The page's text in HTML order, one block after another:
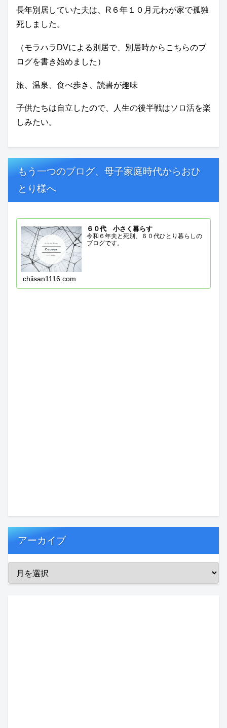
長年別居していた夫は、R６年１０月元わが家で孤独
死しました。
（モラハラDVによる別居で、別居時からこちらのブ
ログを書き始めました）
旅、温泉、食べ歩き、読書が趣味
子供たちは自立したので、人生の後半戦はソロ活を楽
しみたい。
もう一つのブログ、母子家庭時代からおひ
とり様へ
６０代 小さく暮らす
令和６年夫と死別、６０代ひとり暮らしの
ブログです。
chiisan1116.com
アーカイブ